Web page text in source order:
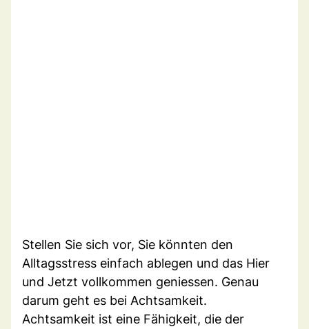
Stellen Sie sich vor, Sie könnten den
Alltagsstress einfach ablegen und das Hier
und Jetzt vollkommen geniessen. Genau
darum geht es bei Achtsamkeit.
Achtsamkeit ist eine Fähigkeit, die der